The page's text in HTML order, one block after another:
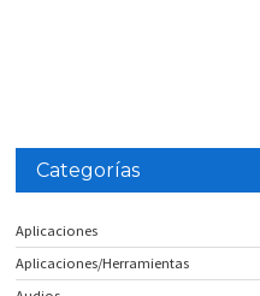
Categorías
Aplicaciones
Aplicaciones/Herramientas